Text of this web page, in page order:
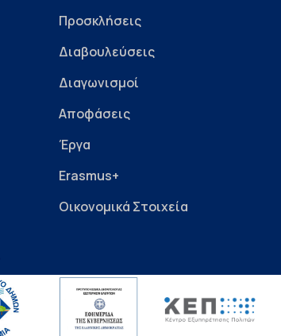
Προσκλήσεις
Διαβουλεύσεις
Διαγωνισμοί
Αποφάσεις
Έργα
Erasmus+
Οικονομικά Στοιχεία